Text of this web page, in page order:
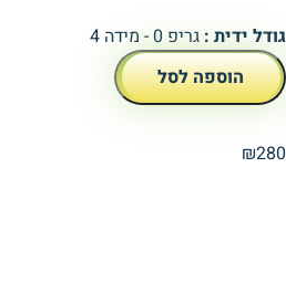
גודל ידית : גריפ 0 - מידה 4
הוספה לסל
₪280